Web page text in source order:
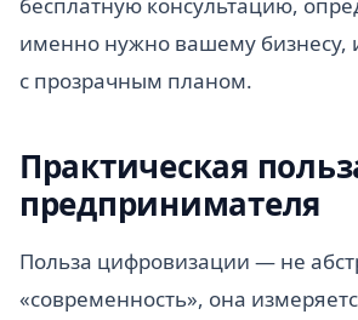
именно нужно вашему бизнесу,
с прозрачным планом.
Практическая
предпринимателя
Польза цифровизации — не
«современность», она